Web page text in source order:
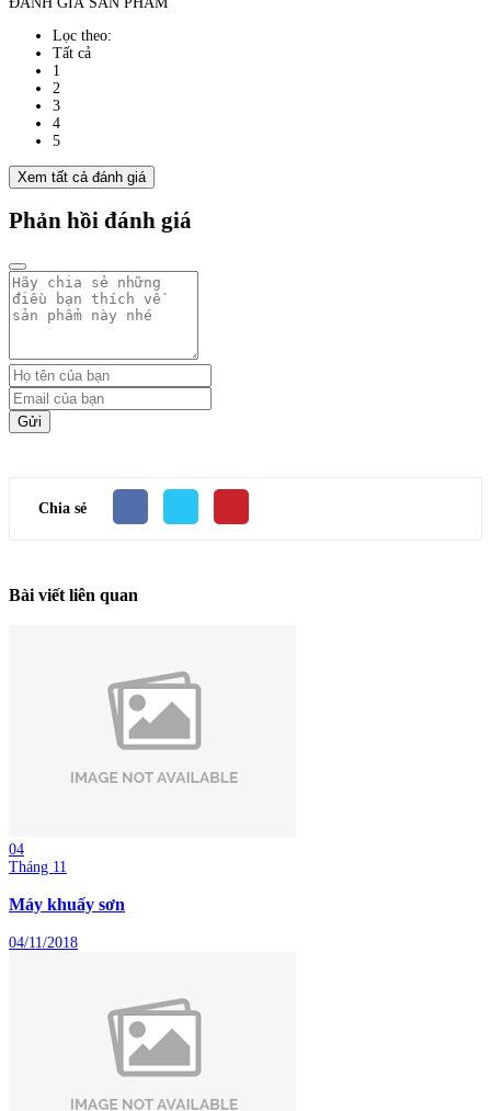
Lọc theo:
Tất cả
1
2
3
4
5
Xem tất cả đánh giá
Phản hồi đánh giá
Gửi
Chia sẻ
Bài viết liên quan
04
Tháng 11
Máy khuấy sơn
04/11/2018